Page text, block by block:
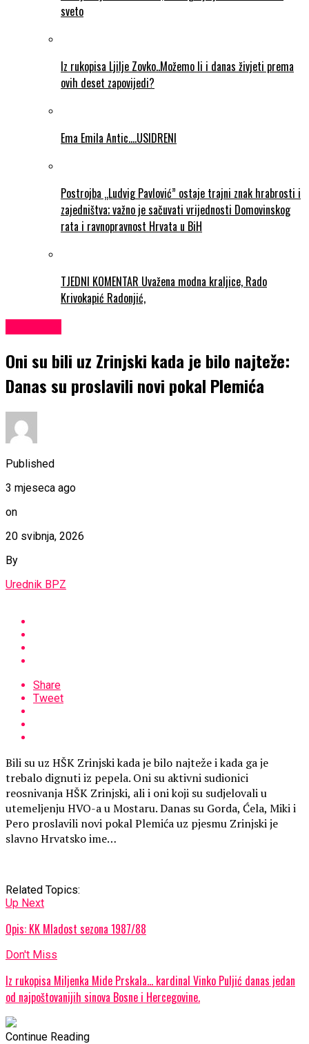
sveto
Iz rukopisa Ljilje Zovko..Možemo li i danas živjeti prema
ovih deset zapovijedi?
Ema Emila Antic….USIDRENI
Postrojba „Ludvig Pavlović” ostaje trajni znak hrabrosti i
zajedništva; važno je sačuvati vrijednosti Domovinskog
rata i ravnopravnost Hrvata u BiH
TJEDNI KOMENTAR Uvažena modna kraljice, Rado
Krivokapić Radonjić,
Oni su bili uz Zrinjski kada je bilo najteže:
Danas su proslavili novi pokal Plemića
Published
3 mjeseca ago
on
20 svibnja, 2026
By
Urednik BPZ
Share
Tweet
Bili su uz HŠK Zrinjski kada je bilo najteže i kada ga je
trebalo dignuti iz pepela. Oni su aktivni sudionici
reosnivanja HŠK Zrinjski, ali i oni koji su sudjelovali u
utemeljenju HVO-a u Mostaru. Danas su Gorda, Ćela, Miki i
Pero proslavili novi pokal Plemića uz pjesmu Zrinjski je
slavno Hrvatsko ime…
Related Topics:
Up Next
Opis: KK Mladost sezona 1987/88
Don't Miss
Iz rukopisa Miljenka Mide Prskala… kardinal Vinko Puljić danas jedan
od najpoštovanijih sinova Bosne i Hercegovine.
Continue Reading